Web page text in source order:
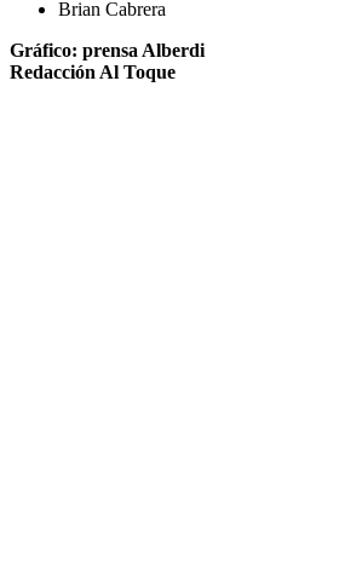
Brian Cabrera
Gráfico: prensa Alberdi
Redacción Al Toque